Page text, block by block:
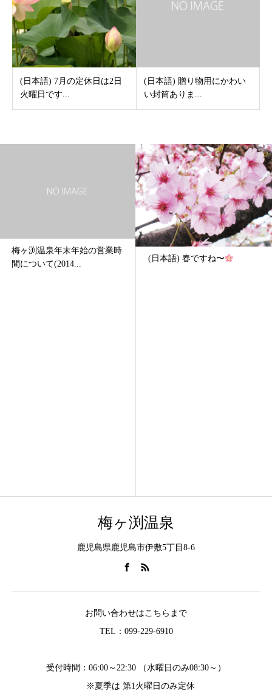
(日本語) 7月の定休日は2日
火曜日です...
(日本語) 贈り物用にかわい
い封筒ありま...
営業時
(日本語) 春ですね〜
改正のお知らせ...
梅ヶ渕温泉
鹿児島県鹿児島市伊敷5丁目8-6
お問い合わせはこちらまで
TEL：099-229-6910
受付時間：06:00～22:30 （水曜日のみ08:30～）
※夏季は 第1火曜日のみ定休